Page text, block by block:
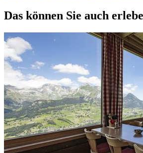
Das können Sie auch